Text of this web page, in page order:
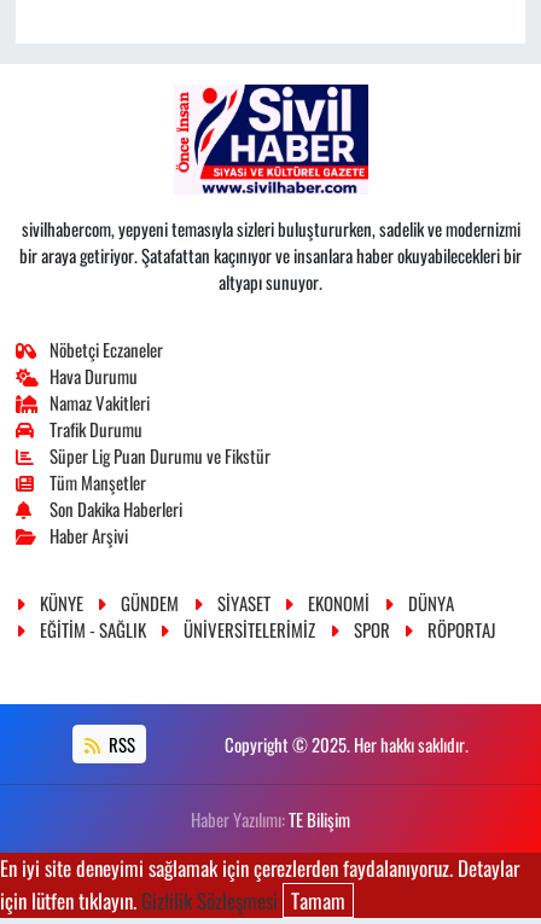
sivilhabercom, yepyeni temasıyla sizleri buluştururken, sadelik ve modernizmi
bir araya getiriyor. Şatafattan kaçınıyor ve insanlara haber okuyabilecekleri bir
altyapı sunuyor.
Nöbetçi Eczaneler
Hava Durumu
Namaz Vakitleri
Trafik Durumu
Süper Lig Puan Durumu ve Fikstür
Tüm Manşetler
Son Dakika Haberleri
Haber Arşivi
KÜNYE GÜNDEM SİYASET EKONOMİ
DÜNYA
EĞİTİM - SAĞLIK
ÜNİVERSİTELERİMİZ SPOR RÖPORTAJ
RSS Copyright © 2025. Her hakkı saklıdır.
Haber Yazılımı:TE Bilişim
En iyi site deneyimi sağlamak için çerezlerden faydalanıyoruz. Detaylar
için lütfen tıklayın.Gizlilik Sözleşmesi Tamam